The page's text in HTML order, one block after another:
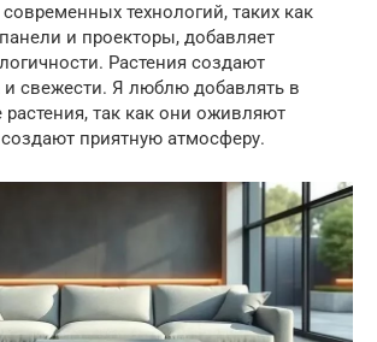
технологий, таких как
и проекторы, добавляет
Растения создают
и свежести. Я люблю добавлять в
так как они оживляют
приятную атмосферу.